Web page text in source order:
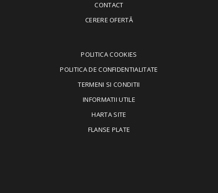
CONTACT
CERERE OFERTĂ
POLITICA COOKIES
POLITICA DE CONFIDENTIALITATE
TERMENI SI CONDITII
INFORMATII UTILE
HARTA SITE
FLANSE PLATE